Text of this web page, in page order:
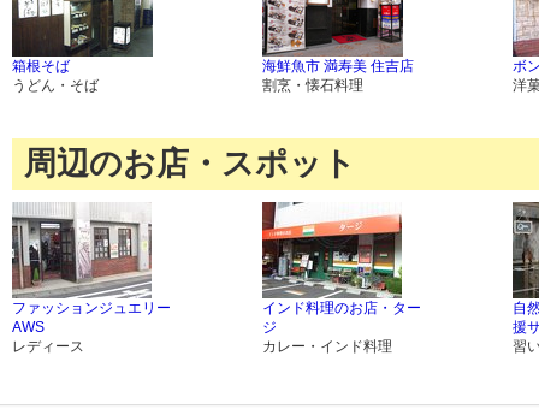
箱根そば
うどん・そば
海鮮魚市 満寿美 住吉店
割烹・懐石料理
ボ
洋
周辺のお店・スポット
ファッションジュエリー
AWS
レディース
インド料理のお店・ター
ジ
カレー・インド料理
自
援
習